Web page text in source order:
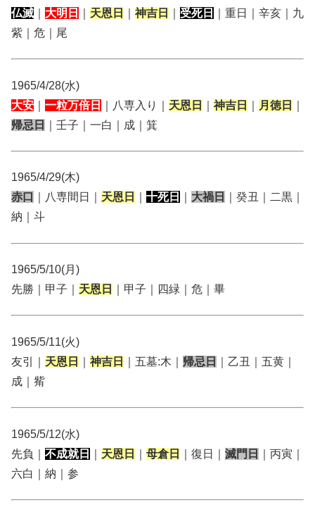
仏滅
大明日 天恩日 神吉日 受死日
｜重日｜辛亥｜九
紫｜危｜尾
1965/4/28(水)
大安
一粒万倍日 ｜八専入り｜ 天恩日 神吉日 月徳日
帰忌日
｜壬子｜一白｜成｜箕
1965/4/29(木)
赤口
｜八専間日｜ 天恩日 十死日 大禍日
｜癸丑｜二黒｜
納｜斗
1965/5/10(月)
先勝｜甲子｜ 天恩日 ｜甲子｜四緑｜危｜畢
1965/5/11(火)
友引｜ 天恩日 神吉日 ｜五墓:木｜ 帰忌日
｜乙丑｜五黄｜
成｜觜
1965/5/12(水)
先負｜ 不成就日 天恩日 母倉日 ｜復日｜ 滅門日
｜丙寅｜
六白｜納｜参